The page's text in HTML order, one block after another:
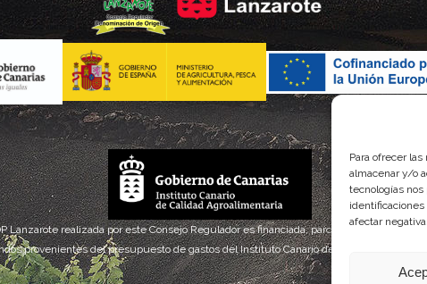
Para ofrecer
almacenar y/o
tecnologías
afectar
Lanzarote realizada por este Consejo Regulador es financiada, parcialmente, por el
provenientes del presupuesto de gastos del Instituto Canario de Calidad